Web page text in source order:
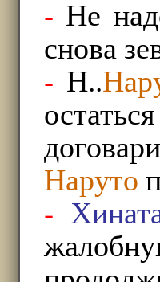
- Не
снова
- Н..
Наруто
-